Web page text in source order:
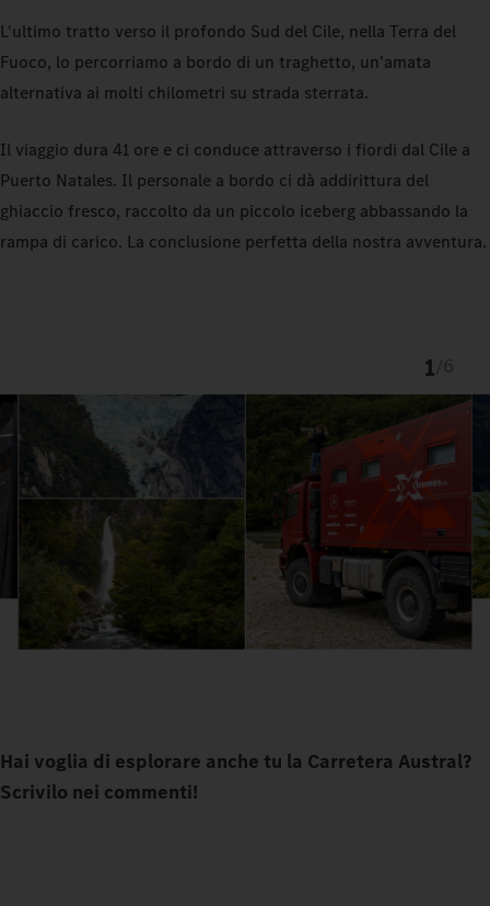
L'ultimo tratto verso il profondo Sud del Cile, nella Terra del
Fuoco, lo percorriamo a bordo di un traghetto, un'amata
alternativa ai molti chilometri su strada sterrata.
Il viaggio dura 41 ore e ci conduce attraverso i fiordi dal Cile a
Puerto Natales. Il personale a bordo ci dà addirittura del
ghiaccio fresco, raccolto da un piccolo iceberg abbassando la
rampa di carico. La conclusione perfetta della nostra avventura.
1
Hai voglia di esplorare anche tu la Carretera Austral?
Scrivilo nei commenti!